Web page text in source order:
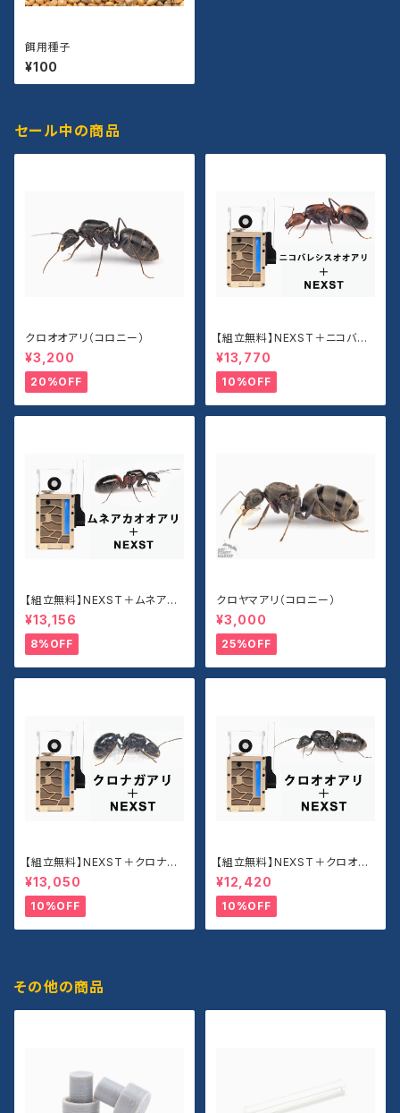
餌用種子
¥100
セール中の商品
クロオオアリ（コロニー）
¥3,200
20%OFF
【組立無料】NEXST＋ニコバレ
シスオオアリセット
¥13,770
10%OFF
【組立無料】NEXST＋ムネアカ
オオアリセット
¥13,156
8%OFF
クロヤマアリ（コロニー）
¥3,000
25%OFF
【組立無料】NEXST＋クロナガ
アリセット
¥13,050
10%OFF
【組立無料】NEXST＋クロオオ
アリセット
¥12,420
10%OFF
その他の商品